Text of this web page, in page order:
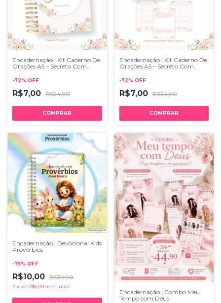
Encadernação | Kit Caderno De
Orações A5 – Secreto Com
-72% OFF
R$7,00 R$24,90
Encadernação | Kit Caderno De
Orações A5 – Secreto Com
-72% OFF
R$7,00 R$24,90
Encadernação | Devocional Kids
Provérbios
-75% OFF
R$10,00 R$39,90
2 x de R$5,00 sem juros
Encadernação | Combo Meu
Tempo com Deus